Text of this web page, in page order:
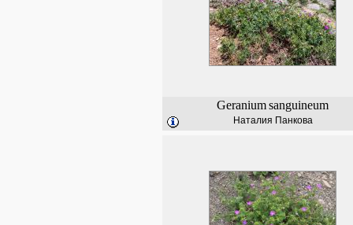
Geraniumsanguineum
Наталия Панкова